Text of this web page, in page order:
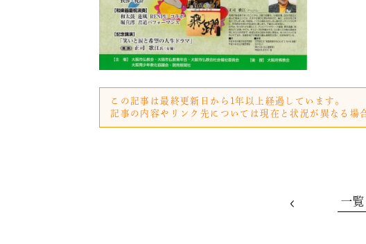
この記事は最終更新日から1年以上経過しています。
記事の内容やリンク先については現在と状況が異なる場
一